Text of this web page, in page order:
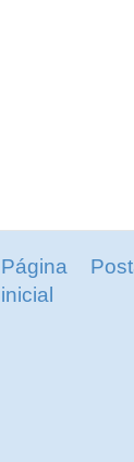
Página
inicial